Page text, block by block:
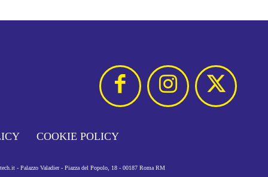
COOKIE POLICY
- Palazzo Valadier - Piazza del Popolo, 18 - 00187 Roma RM